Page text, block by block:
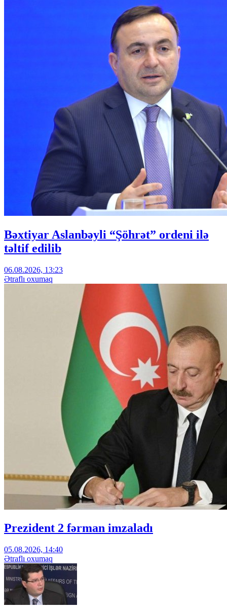
Bəxtiyar Aslanbəyli “Şöhrət” ordeni ilə
təltif edilib
06.08.2026, 13:23
Ətraflı oxumaq
Prezident 2 fərman imzaladı
05.08.2026, 14:40
Ətraflı oxumaq